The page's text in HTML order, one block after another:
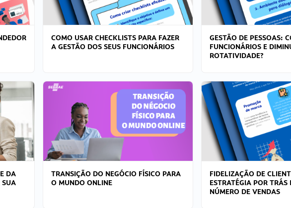
COMO USAR CHECKLISTS PARA FAZER
A GESTÃO DOS SEUS FUNCIONÁRIOS
GESTÃO DE PESSOAS:
FUNCIONÁRIOS E
ROTATIVIDADE?
DA
SUA
TRANSIÇÃO DO NEGÓCIO FÍSICO PARA
O MUNDO ONLINE
FIDELIZAÇÃO DE
ESTRATÉGIA POR TRÁS
NÚMERO DE VENDAS